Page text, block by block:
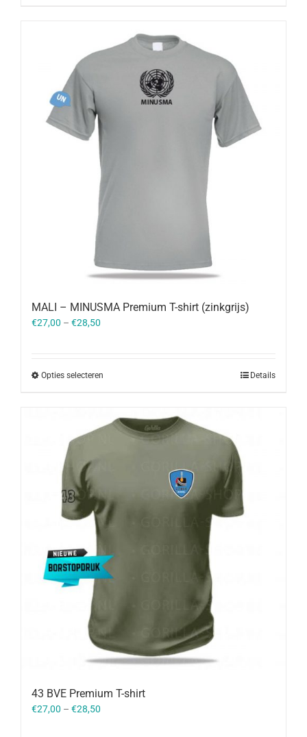
MALI – MINUSMA Premium T-shirt (zinkgrijs)
€27,00 – €28,50
Opties selecteren Details
43 BVE Premium T-shirt
€27,00 – €28,50